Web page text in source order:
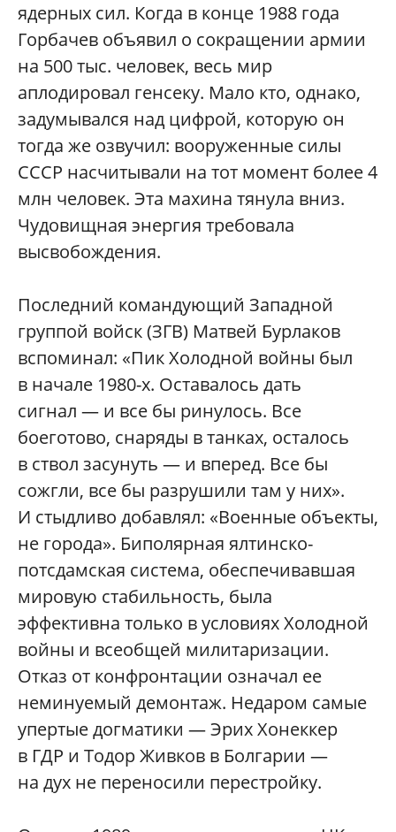
ядерных сил. Когда в конце 1988 года
Горбачев объявил о сокращении армии
на 500 тыс. человек, весь мир
аплодировал генсеку. Мало кто, однако,
задумывался над цифрой, которую он
тогда же озвучил: вооруженные силы
СССР насчитывали на тот момент более 4
млн человек. Эта махина тянула вниз.
Чудовищная энергия требовала
высвобождения.
Последний командующий Западной
группой войск (ЗГВ) Матвей Бурлаков
вспоминал: «Пик Холодной войны был
в начале 1980-х. Оставалось дать
сигнал — и все бы ринулось. Все
боеготово, снаряды в танках, осталось
в ствол засунуть — и вперед. Все бы
сожгли, все бы разрушили там у них».
И стыдливо добавлял: «Военные объекты,
не города». Биполярная ялтинско-
потсдамская система, обеспечивавшая
мировую стабильность, была
эффективна только в условиях Холодной
войны и всеобщей милитаризации.
Отказ от конфронтации означал ее
неминуемый демонтаж. Недаром самые
упертые догматики — Эрих Хонеккер
в ГДР и Тодор Живков в Болгарии —
на дух не переносили перестройку.